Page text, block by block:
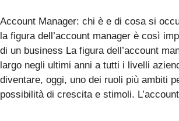
Account Manager: chi è e di cosa si
la figura dell’account manager è così
di un business La figura dell’account
largo negli ultimi anni a tutti i livelli
diventare, oggi, uno dei ruoli più ambiti
possibilità di crescita e stimoli.